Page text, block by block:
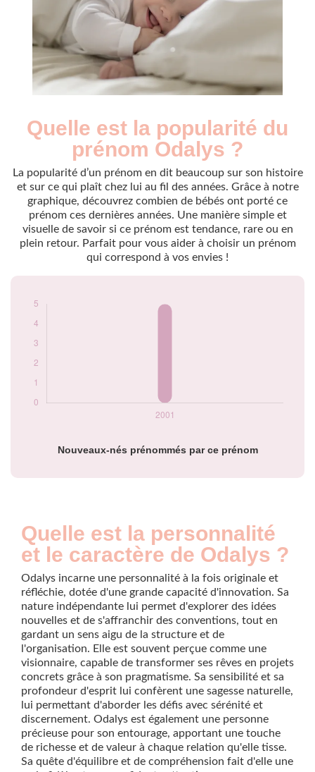
Quelle est la popularité du
prénom Odalys ?
La popularité d’un prénom en dit beaucoup sur son histoire
et sur ce qui plaît chez lui au fil des années. Grâce à notre
graphique, découvrez combien de bébés ont porté ce
prénom ces dernières années. Une manière simple et
visuelle de savoir si ce prénom est tendance, rare ou en
plein retour. Parfait pour vous aider à choisir un prénom
qui correspond à vos envies !
Nouveaux-nés prénommés par ce prénom
Popularité du
prénom Odalys par
année
Année
Nouveaux-
nés
Quelle est la personnalité
et le caractère de Odalys ?
Odalys incarne une personnalité à la fois originale et
réfléchie, dotée d'une grande capacité d'innovation. Sa
nature indépendante lui permet d'explorer des idées
nouvelles et de s'affranchir des conventions, tout en
gardant un sens aigu de la structure et de
l'organisation. Elle est souvent perçue comme une
visionnaire, capable de transformer ses rêves en projets
concrets grâce à son pragmatisme. Sa sensibilité et sa
profondeur d'esprit lui confèrent une sagesse naturelle,
lui permettant d'aborder les défis avec sérénité et
discernement. Odalys est également une personne
précieuse pour son entourage, apportant une touche
de richesse et de valeur à chaque relation qu'elle tisse.
Sa quête d'équilibre et de compréhension fait d'elle une